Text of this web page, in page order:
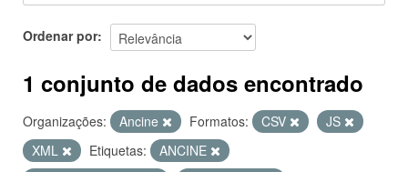
SOBRE
Ordenar por
1 conjunto de dados encontrado
Organizações: Ancine Formatos: CSV
JS
XML
Etiquetas:
ANCINE